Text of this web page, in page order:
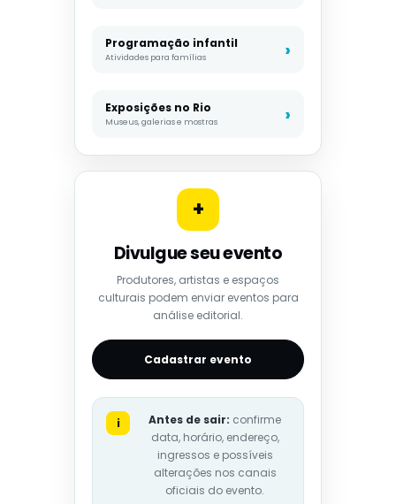
Programação infantil
Atividades para famílias
Exposições no Rio
Museus, galerias e mostras
+
Divulgue seu evento
Produtores, artistas e espaços
culturais podem enviar eventos para
análise editorial.
Cadastrar evento
i Antes de sair: confirme
data, horário, endereço,
ingressos e possíveis
alterações nos canais
oficiais do evento.